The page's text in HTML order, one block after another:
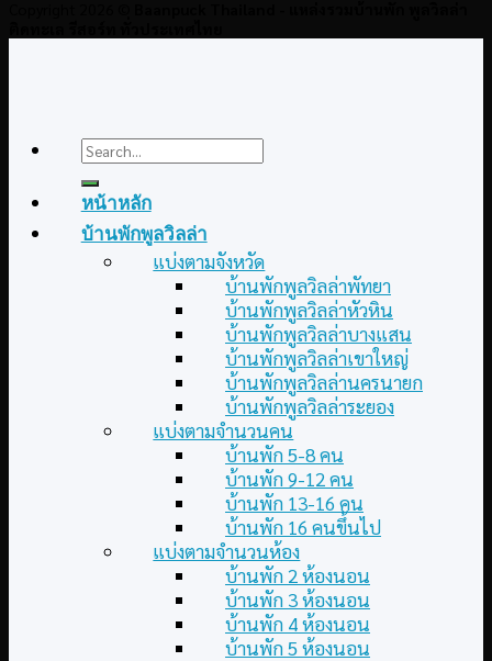
Search
หน้าหลัก
บ้านพักพูลวิลล่า
แบ่งตามจังหวัด
บ้านพักพูลวิลล่าพัทยา
บ้านพักพูลวิลล่าหัวหิน
บ้านพักพูลวิลล่าบางแสน
บ้านพักพูลวิลล่าเขาใหญ่
บ้านพักพูลวิลล่านครนายก
บ้านพักพูลวิลล่าระยอง
แบ่งตามจำนวนคน
บ้านพัก 5-8 คน
บ้านพัก 9-12 คน
บ้านพัก 13-16 คน
บ้านพัก 16 คนขึ้นไป
แบ่งตามจำนวนห้อง
บ้านพัก 2 ห้องนอน
บ้านพัก 3 ห้องนอน
บ้านพัก 4 ห้องนอน
บ้านพัก 5 ห้องนอน